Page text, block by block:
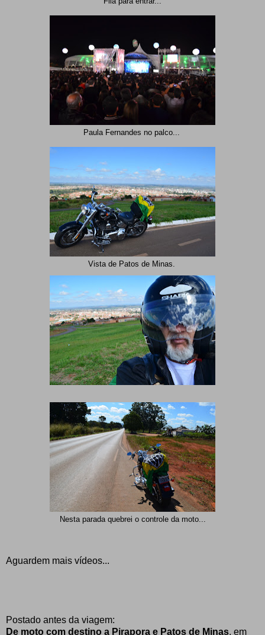
Paula Fernandes no palco...
Vista de Patos de Minas.
Nesta parada quebrei o controle da moto...
Aguardem mais vídeos...
Postado antes da viagem:
De moto com destino a Pirapora e Patos de Minas, em